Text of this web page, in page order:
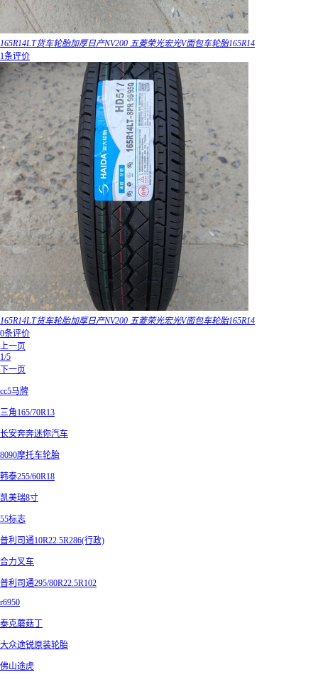
165R14LT货车轮胎加厚日产NV200 五菱荣光宏光V面包车轮胎165R14
1条评价
165R14LT货车轮胎加厚日产NV200 五菱荣光宏光V面包车轮胎165R14
0条评价
上一页
1/5
下一页
cc5马牌
三角165/70R13
长安奔奔迷你汽车
8090摩托车轮胎
韩泰255/60R18
凯美瑞8寸
55标志
普利司通10R22.5R286(行政)
合力叉车
普利司通295/80R22.5R102
r6950
泰克蘑菇丁
大众途锐原装轮胎
佛山途虎